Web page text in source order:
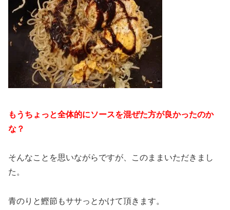
もうちょっと全体的にソースを混ぜた方が良かったのか
な？
そんなことを思いながらですが、このままいただきまし
た。
青のりと鰹節もササっとかけて頂きます。